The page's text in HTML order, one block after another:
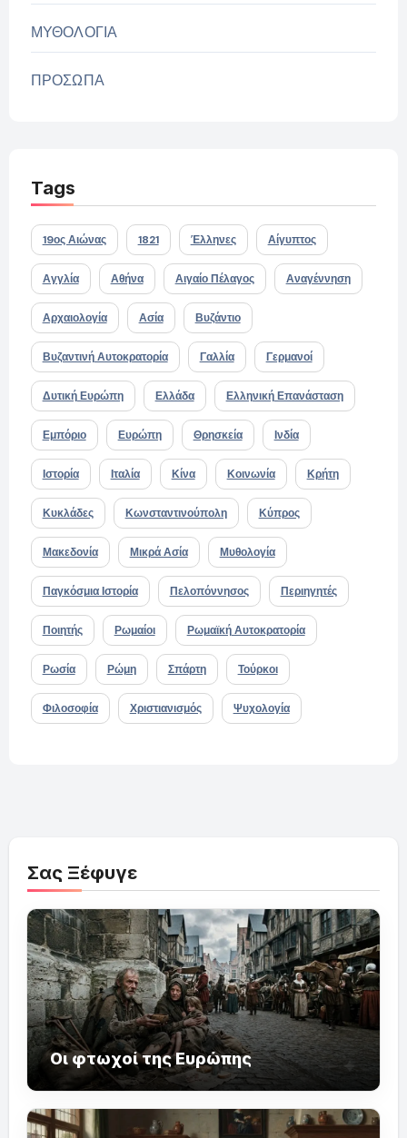
ΜΥΘΟΛΟΓΙΑ
ΠΡΟΣΩΠΑ
Tags
19ος Αιώνας 1821 Έλληνες Αίγυπτος
Αγγλία Αθήνα Αιγαίο Πέλαγος Αναγέννηση
Αρχαιολογία Ασία Βυζάντιο
Βυζαντινή Αυτοκρατορία Γαλλία Γερμανοί
Δυτική Ευρώπη Ελλάδα Ελληνική Επανάσταση
Εμπόριο Ευρώπη Θρησκεία Ινδία
Ιστορία Ιταλία Κίνα Κοινωνία Κρήτη
Κυκλάδες Κωνσταντινούπολη Κύπρος
Μακεδονία Μικρά Ασία Μυθολογία
Παγκόσμια Ιστορία Πελοπόννησος Περιηγητές
Ποιητής Ρωμαίοι Ρωμαϊκή Αυτοκρατορία
Ρωσία Ρώμη Σπάρτη Τούρκοι
Φιλοσοφία Χριστιανισμός Ψυχολογία
Σας Ξέφυγε
Οι φτωχοί της Ευρώπης